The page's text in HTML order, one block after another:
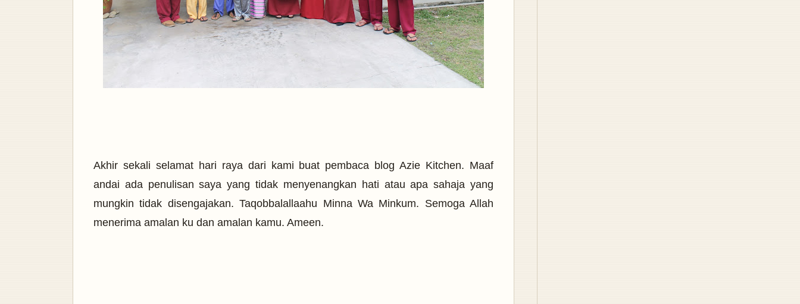
Akhir sekali selamat hari raya dari kami buat pembaca blog Azie Kitchen. Maaf
andai ada penulisan saya yang tidak menyenangkan hati atau apa sahaja yang
mungkin tidak disengajakan. Taqobbalallaahu Minna Wa Minkum. Semoga Allah
menerima amalan ku dan amalan kamu. Ameen.